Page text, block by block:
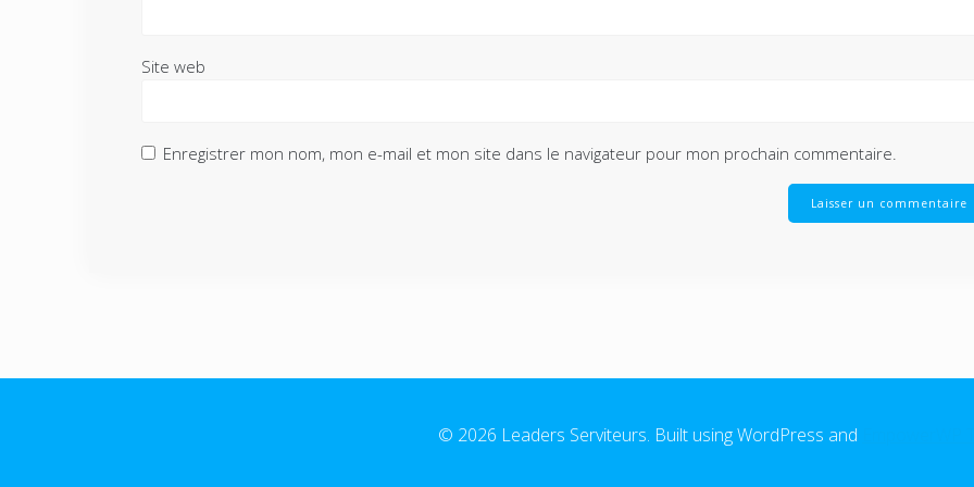
Site web
Enregistrer mon nom, mon e-mail et mon site dans le navigateur pour mon prochain commentaire.
© 2026 Leaders Serviteurs. Built using WordPress and